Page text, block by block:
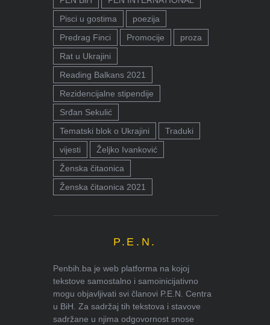
Pisci u gostima
poezija
Predrag Finci
Promocije
proza
Rat u Ukrajini
Reading Balkans 2021
Rezidencijalne stipendije
Srđan Sekulić
Tematski blok o Ukrajini
Traduki
vijesti
Željko Ivanković
Ženska čitaonica
Ženska čitaonica 2021
P.E.N.
Penbih.ba je web platforma na kojoj
tekstove samostalno i samoinicijativno
mogu objavljivati svi članovi P.E.N. Centra
u BiH. Za sadržaj tih tekstova i stavove
sadržane u njima odgovornost snose